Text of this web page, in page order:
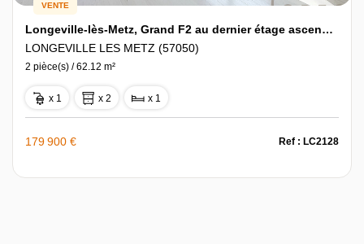
VENTE
Longeville-lès-Metz, Grand F2 au dernier étage ascenseur, terrasse, stationnement
LONGEVILLE LES METZ (57050)
2 pièce(s) / 62.12 m²
x 1 x 2 x 1
179 900 € Ref : LC2128